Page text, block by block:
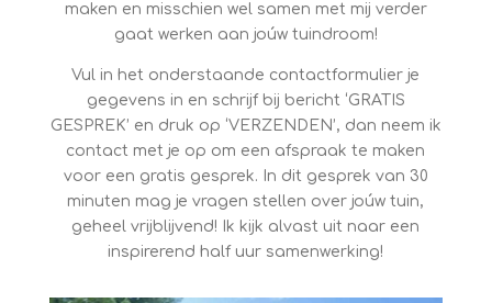
maken en misschien wel samen met mij verder
gaat werken aan joúw tuindroom!
Vul in het onderstaande contactformulier je
gegevens in en schrijf bij bericht ‘GRATIS
GESPREK’ en druk op ‘VERZENDEN’, dan neem ik
contact met je op om een afspraak te maken
voor een gratis gesprek. In dit gesprek van 30
minuten mag je vragen stellen over joúw tuin,
geheel vrijblijvend! Ik kijk alvast uit naar een
inspirerend half uur samenwerking!